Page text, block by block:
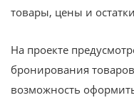
товары, цены и
На проекте
бронирования
возможность